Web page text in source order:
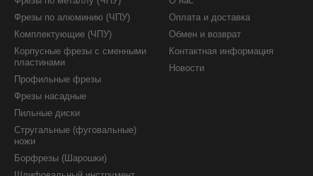
Фрезы по алюминию (ЧПУ)
Комплектующие (ЧПУ)
Корпусные фрезы с сменными
пластинами
Профильные фрезы
Фрезы насадные
Пильные диски
Стругальные (фуговальные)
ножи
Борфрезы (Шарошки)
Оплата и доставка
Обмен и возврат
Контактная информация
Новости